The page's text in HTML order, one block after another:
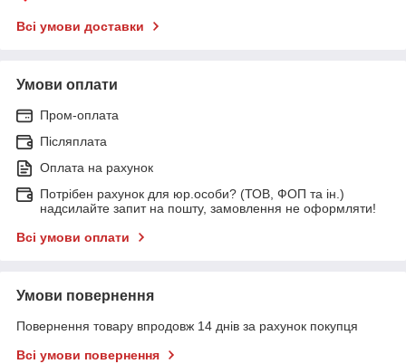
Всі умови доставки
Умови оплати
Пром-оплата
Післяплата
Оплата на рахунок
Потрібен рахунок для юр.особи? (ТОВ, ФОП та ін.)
надсилайте запит на пошту, замовлення не оформляти!
Всі умови оплати
Умови повернення
Повернення товару впродовж 14 днів за рахунок покупця
Всі умови повернення